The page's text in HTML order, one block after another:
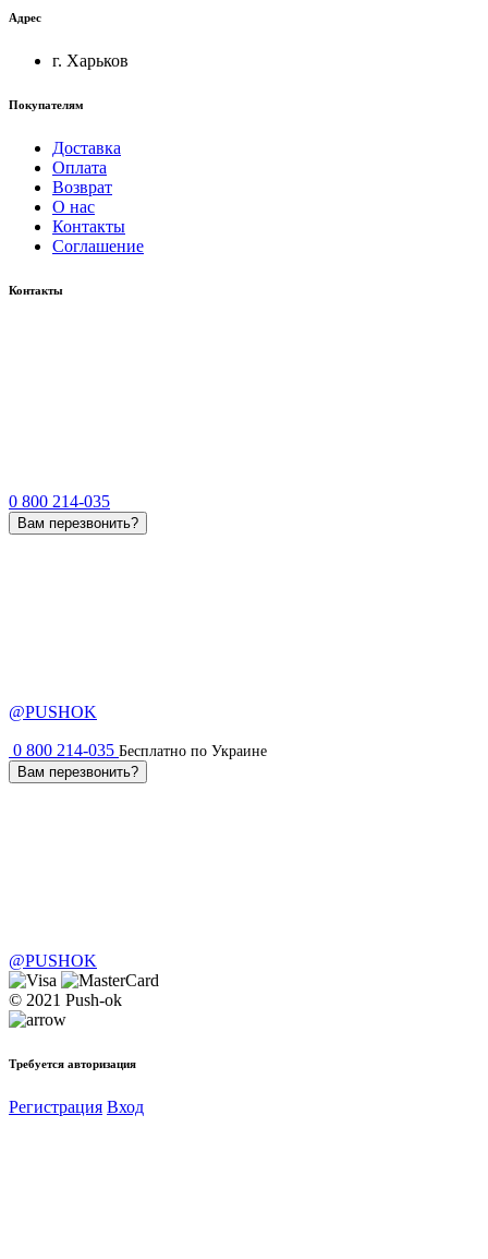
Адрес
г. Харьков
Покупателям
Доставка
Оплата
Возврат
О нас
Контакты
Соглашение
Контакты
0 800 214-035
Вам перезвонить?
@PUSHOK
0 800 214-035 Бесплатно по Украине
Вам перезвонить?
@PUSHOK
© 2021 Push-ok
Требуется авторизация
Регистрация Вход